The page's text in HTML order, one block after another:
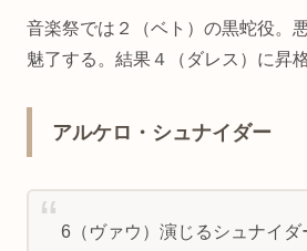
音楽祭では２（ベト）の黒蛇役。
魅了する。結果４（ダレス）に昇格
アルケロ・シュナイダー
6（ヴァウ）演じるシュナイダ